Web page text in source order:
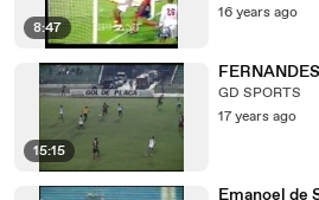
8:47
16 years ago
15:15
GD SPORTS
17 years ago
Emanoel de